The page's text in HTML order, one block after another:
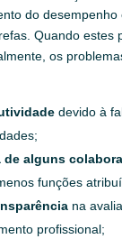
do desempenho
Quando estes
os
devido à
de alguns
funções
na
profissional;